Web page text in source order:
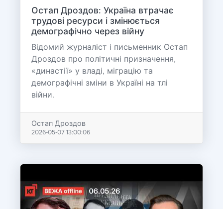
Остап Дроздов: Україна втрачає
трудові ресурси і змінюється
демографічно через війну
Відомий журналіст і письменник Остап
Дроздов про політичні призначення,
«династії» у владі, міграцію та
демографічні зміни в Україні на тлі
війни.
Остап Дроздов
2026-05-07 13:00:06